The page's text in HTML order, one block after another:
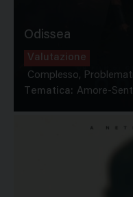
Odissea
Valutazione
Complesso,
Tematica: Amore-